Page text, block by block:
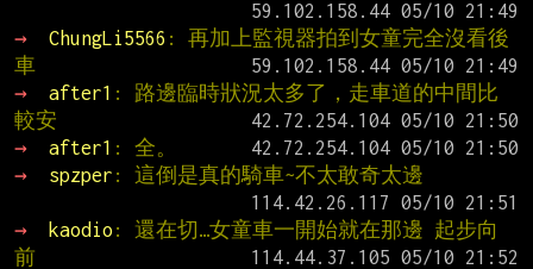
→
ChungLi5566 : 再加上監視器拍到女童完全沒看後
車
→
after1 : 路邊臨時狀況太多了，走車道的中間比
較安
→
after1 : 全。
→
spzper : 這倒是真的騎車~不太敢奇太邊
→
kaodio : 還在切…女童車一開始就在那邊 起步向
前